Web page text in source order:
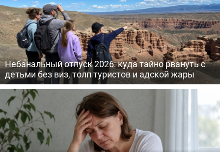
Небанальный отпуск 2026: куда тайно рвануть с
детьми без виз, толп туристов и адской жары